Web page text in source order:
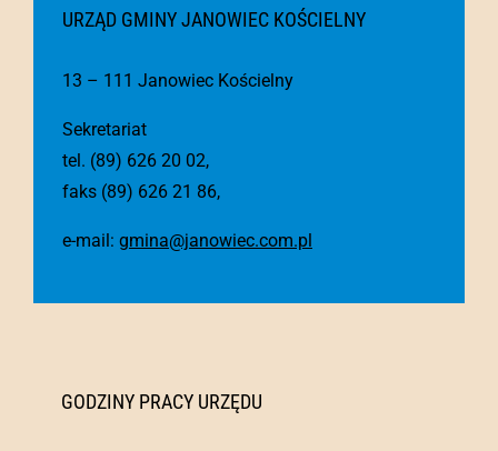
URZĄD GMINY JANOWIEC KOŚCIELNY
13 – 111 Janowiec Kościelny
Sekretariat
tel. (89) 626 20 02,
faks (89) 626 21 86,
e-mail: gmina@janowiec.com.pl
GODZINY PRACY URZĘDU